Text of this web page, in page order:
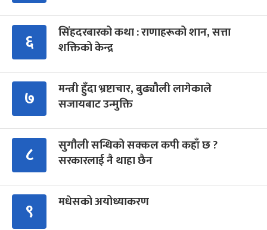
६
सिंहदरबारको कथा : राणाहरूको शान, सत्ता
शक्तिको केन्द्र
७
मन्त्री हुँदा भ्रष्टाचार, बुढ्यौली लागेकाले
सजायबाट उन्मुक्ति
८
सुगौली सन्धिको सक्कल कपी कहाँ छ ?
सरकारलाई नै थाहा छैन
९ मधेसको अयोध्याकरण